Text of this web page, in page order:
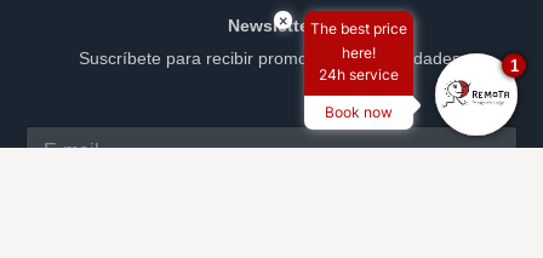
Newsletter
Suscríbete para recibir promociones y novedades.
×
The best price
here!
24h service
Book now
1